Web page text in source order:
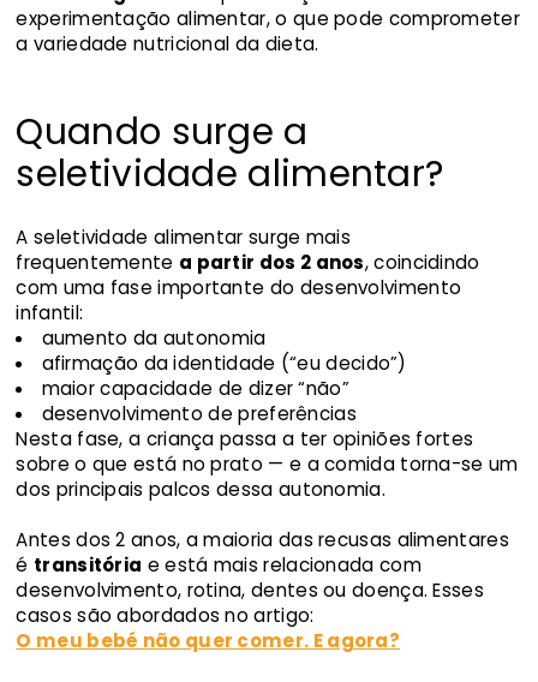
experimentação alimentar, o que pode comprometer
a variedade nutricional da dieta.
Quando surge a
seletividade alimentar?
A seletividade alimentar surge mais
frequentemente a partir dos 2 anos, coincidindo
com uma fase importante do desenvolvimento
infantil:
aumento da autonomia
afirmação da identidade (“eu decido”)
maior capacidade de dizer “não”
desenvolvimento de preferências
Nesta fase, a criança passa a ter opiniões fortes
sobre o que está no prato — e a comida torna-se um
dos principais palcos dessa autonomia.
Antes dos 2 anos, a maioria das recusas alimentares
é transitória e está mais relacionada com
desenvolvimento, rotina, dentes ou doença. Esses
casos são abordados no artigo:
O meu bebé não quer comer. E agora?